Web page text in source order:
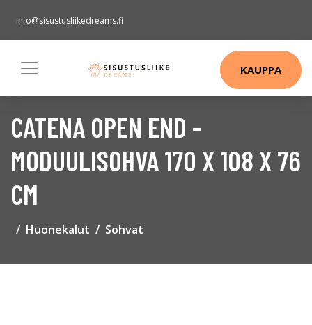
info@sisustusliikedreams.fi
KAUPPA
CATENA OPEN END -
MODUULISOHVA 170 X 108 X 76
CM
Huonekalut Sohvat